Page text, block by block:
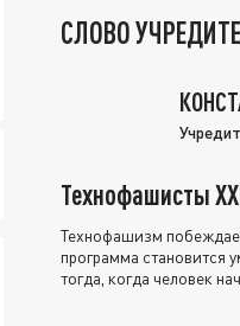
СЛОВО
Технофашисты
Технофашизм
программа становится
тогда, когда человек